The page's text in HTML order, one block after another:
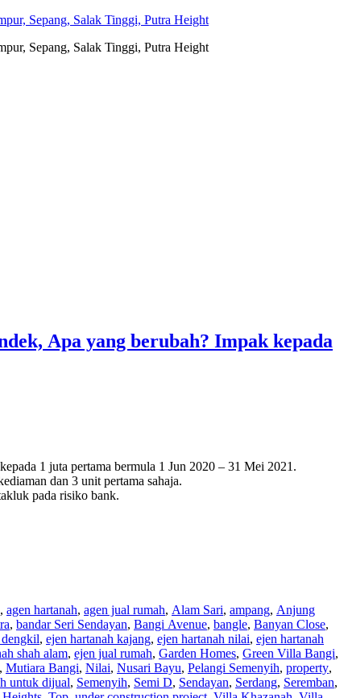
Sepang, Salak Tinggi, Putra Height
Sepang, Salak Tinggi, Putra Height
Apa yang berubah? Impak kepada
1 juta pertama bermula 1 Jun 2020 – 31 Mei 2021.
dan 3 unit pertama sahaja.
pada risiko bank.
, agen hartanah, agen jual rumah, Alam Sari, ampang, Anjung
, bandar Seri Sendayan, Bangi Avenue, bangle, Banyan Close,
dengkil, ejen hartanah kajang, ejen hartanah nilai, ejen hartanah
shah alam, ejen jual rumah, Garden Homes, Green Villa Bangi,
, Mutiara Bangi, Nilai, Nusari Bayu, Pelangi Semenyih, property,
untuk dijual, Semenyih, Semi D, Sendayan, Serdang, Seremban,